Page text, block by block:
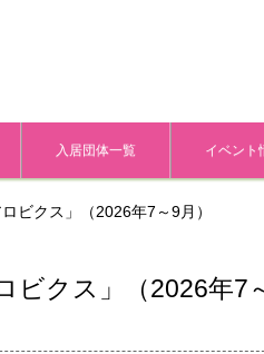
入居団体一覧 イベント
ビクス」（2026年7～9月）
クス」（2026年7